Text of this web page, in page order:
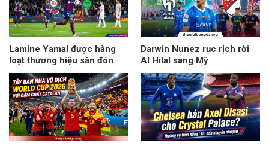
Lamine Yamal được hàng
loạt thương hiệu săn đón
Darwin Nunez rục rịch rời
Al Hilal sang Mỹ